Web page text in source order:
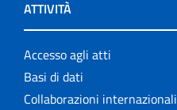
ATTIVITÀ
Accesso agli atti
Basi di dati
Collaborazioni internazionali